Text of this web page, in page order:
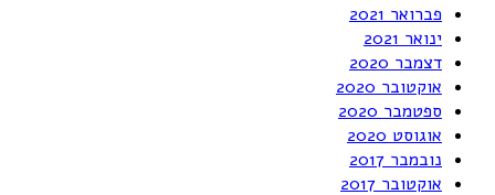
פברואר 2021
ינואר 2021
דצמבר 2020
אוקטובר 2020
ספטמבר 2020
אוגוסט 2020
נובמבר 2017
אוקטובר 2017